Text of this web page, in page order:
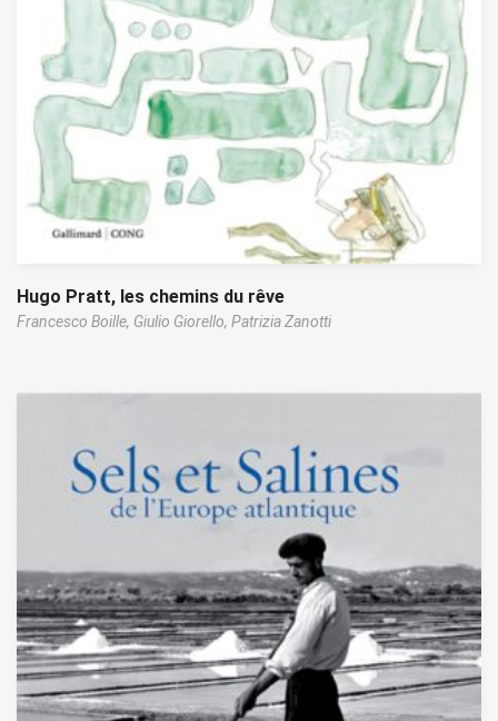
Hugo Pratt, les chemins du rêve
Francesco Boille, Giulio Giorello, Patrizia Zanotti